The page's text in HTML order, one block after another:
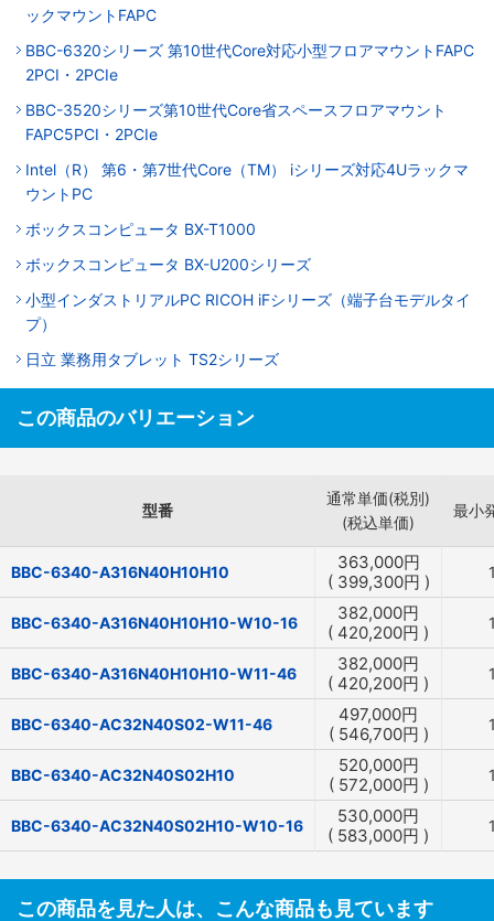
ックマウントFAPC
BBC-6320シリーズ 第10世代Core対応小型フロアマウントFAPC
2PCI・2PCIe
BBC-3520シリーズ第10世代Core省スペースフロアマウント
FAPC5PCI・2PCIe
Intel（R） 第6・第7世代Core（TM） iシリーズ対応4Uラックマ
ウントPC
ボックスコンピュータ BX-T1000
ボックスコンピュータ BX-U200シリーズ
小型インダストリアルPC RICOH iFシリーズ（端子台モデルタイ
プ）
日立 業務用タブレット TS2シリーズ
この商品のバリエーション
型番
通常単価(税別)
(税込単価)
最小
BBC-6340-A316N40H10H10 363,000円
( 399,300円 )
BBC-6340-A316N40H10H10-W10-16 382,000円
( 420,200円 )
BBC-6340-A316N40H10H10-W11-46 382,000円
( 420,200円 )
BBC-6340-AC32N40S02-W11-46 497,000円
( 546,700円 )
BBC-6340-AC32N40S02H10 520,000円
( 572,000円 )
BBC-6340-AC32N40S02H10-W10-16 530,000円
( 583,000円 )
この商品を見た人は、こんな商品も見ています